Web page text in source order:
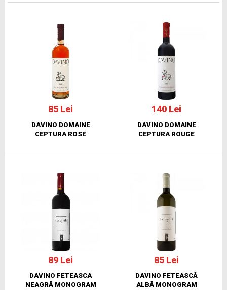
85 Lei
DAVINO DOMAINE
CEPTURA ROSE
140 Lei
DAVINO DOMAINE
CEPTURA ROUGE
89 Lei
DAVINO FETEASCA
NEAGRĂ MONOGRAM
85 Lei
DAVINO FETEASCĂ
ALBĂ MONOGRAM